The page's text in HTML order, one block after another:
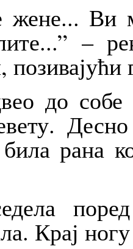
жене... Ви
–
до
рана
Крај